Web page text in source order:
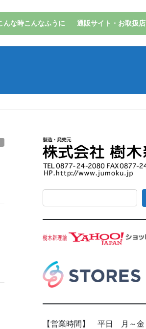
んな時こんなふうに 通販サイト・お取扱店
【営業時間】 平日 月～金